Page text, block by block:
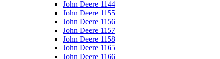
John Deere 1144
John Deere 1155
John Deere 1156
John Deere 1157
John Deere 1158
John Deere 1165
John Deere 1166